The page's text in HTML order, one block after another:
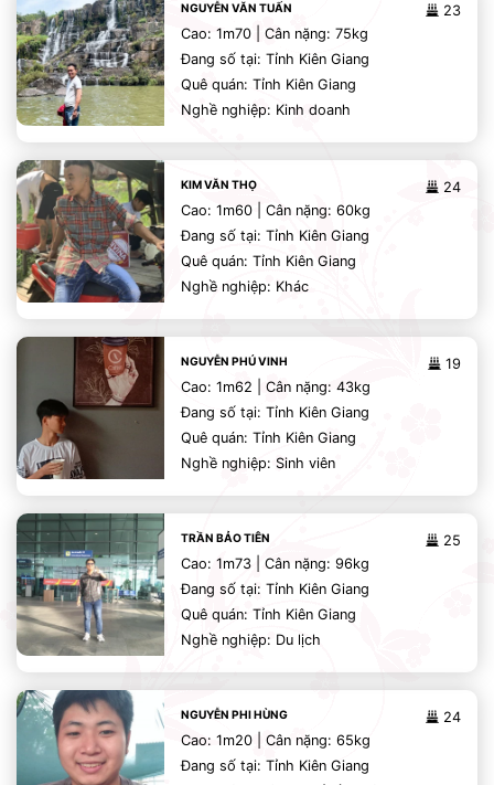
23
NGUYỄN VĂN TUẤN
Cao: 1m70 | Cân nặng: 75kg
Đang số tại: Tỉnh Kiên Giang
Quê quán: Tỉnh Kiên Giang
Nghề nghiệp: Kinh doanh
24
KIM VĂN THỌ
Cao: 1m60 | Cân nặng: 60kg
Đang số tại: Tỉnh Kiên Giang
Quê quán: Tỉnh Kiên Giang
Nghề nghiệp: Khác
19
NGUYỄN PHÚ VINH
Cao: 1m62 | Cân nặng: 43kg
Đang số tại: Tỉnh Kiên Giang
Quê quán: Tỉnh Kiên Giang
Nghề nghiệp: Sinh viên
25
TRẦN BẢO TIÊN
Cao: 1m73 | Cân nặng: 96kg
Đang số tại: Tỉnh Kiên Giang
Quê quán: Tỉnh Kiên Giang
Nghề nghiệp: Du lịch
24
NGUYỄN PHI HÙNG
Cao: 1m20 | Cân nặng: 65kg
Đang số tại: Tỉnh Kiên Giang